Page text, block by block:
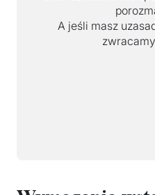
A jeśli masz